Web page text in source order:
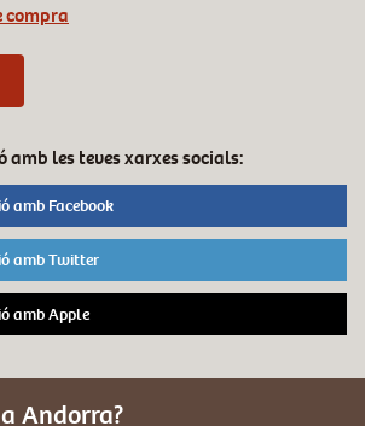
compra
amb les teves xarxes socials:
amb Facebook
amb Twitter
amb Apple
Andorra?